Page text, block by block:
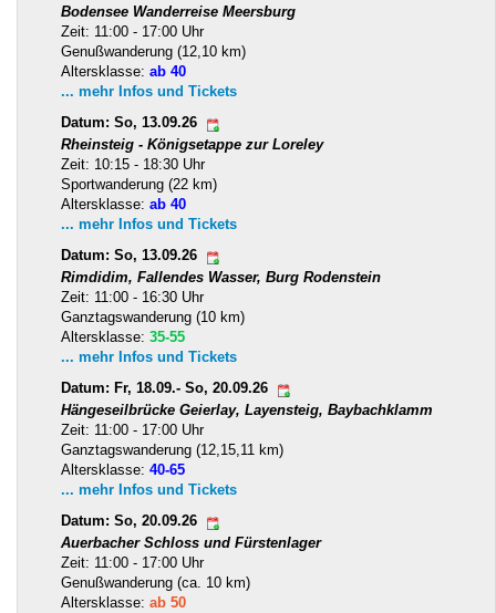
Bodensee Wanderreise Meersburg
Zeit: 11:00 - 17:00 Uhr
Genußwanderung (12,10 km)
Altersklasse: ab 40
... mehr Infos und Tickets
Datum: So, 13.09.26
Rheinsteig - Königsetappe zur Loreley
Zeit: 10:15 - 18:30 Uhr
Sportwanderung (22 km)
Altersklasse: ab 40
... mehr Infos und Tickets
Datum: So, 13.09.26
Rimdidim, Fallendes Wasser, Burg Rodenstein
Zeit: 11:00 - 16:30 Uhr
Ganztagswanderung (10 km)
Altersklasse: 35-55
... mehr Infos und Tickets
Datum: Fr, 18.09.- So, 20.09.26
Hängeseilbrücke Geierlay, Layensteig, Baybachklamm
Zeit: 11:00 - 17:00 Uhr
Ganztagswanderung (12,15,11 km)
Altersklasse: 40-65
... mehr Infos und Tickets
Datum: So, 20.09.26
Auerbacher Schloss und Fürstenlager
Zeit: 11:00 - 17:00 Uhr
Genußwanderung (ca. 10 km)
Altersklasse: ab 50